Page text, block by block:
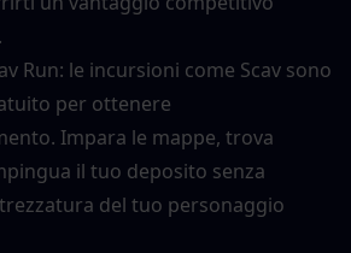
Run: le incursioni come Scav sono
per ottenere
Impara le mappe, trova
il tuo deposito senza
del tuo personaggio